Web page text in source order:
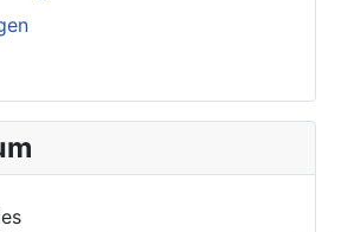
Informationen: Forum